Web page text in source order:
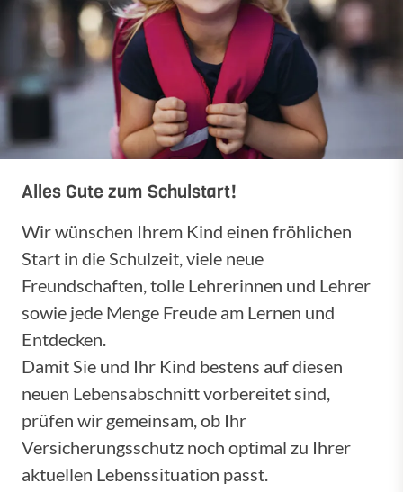
Alles Gute zum Schulstart!
Wir wünschen Ihrem Kind einen fröhlichen
Start in die Schulzeit, viele neue
Freundschaften, tolle Lehrerinnen und Lehrer
sowie jede Menge Freude am Lernen und
Entdecken.
Damit Sie und Ihr Kind bestens auf diesen
neuen Lebensabschnitt vorbereitet sind,
prüfen wir gemeinsam, ob Ihr
Versicherungsschutz noch optimal zu Ihrer
aktuellen Lebenssituation passt.